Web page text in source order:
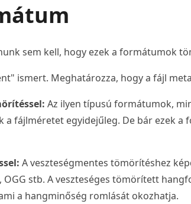
sem kell, hogy ezek a formátumok
ismert. Meghatározza, hogy a fájl
Az ilyen típusú formátumok,
fájlméretet egyidejűleg. De bár ezek
A veszteségmentes tömörítéshez
OGG stb. A veszteséges tömörített
a hangminőség romlását okozhatja.